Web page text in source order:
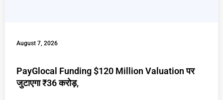
August 7, 2026
PayGlocal Funding $120 Million Valuation पर
जुटाएगा ₹36 करोड़,